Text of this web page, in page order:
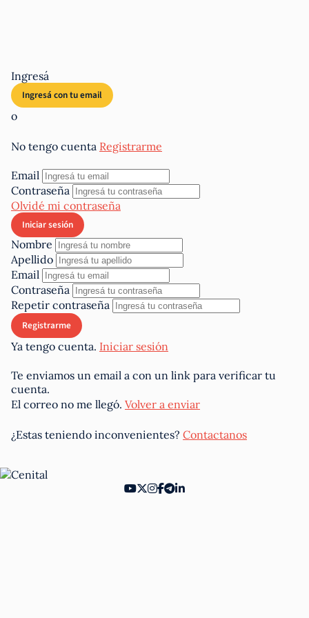
Ingresá
o
No tengo cuenta Registrarme
Email
Contraseña
Olvidé mi contraseña
Nombre
Apellido
Email
Contraseña
Repetir contraseña
Ya tengo cuenta. Iniciar sesión
Te enviamos un email a con un link para verificar tu
cuenta.
El correo no me llegó. Volver a enviar
¿Estas teniendo inconvenientes? Contactanos